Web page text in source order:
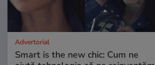
Advertorial
Smart is the new chic: Cum ne